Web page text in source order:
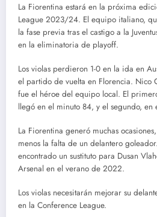
La Fiorentina estará en la próxima
League 2023/24. El equipo italiano,
la fase previa tras el castigo a la
en la eliminatoria de playoff.
Los violas perdieron 1-0 en la ida en
el partido de vuelta en Florencia. Nico
fue el héroe del equipo local. El
llegó en el minuto 84, y el segundo, en
La Fiorentina generó muchas
menos la falta de un delantero
encontrado un sustituto para Dusan
Arsenal en el verano de 2022.
Los violas necesitarán mejorar su
en la Conference League.